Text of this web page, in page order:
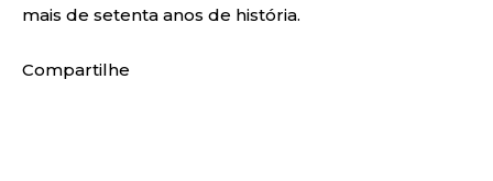
mais de setenta anos de história.
Compartilhe